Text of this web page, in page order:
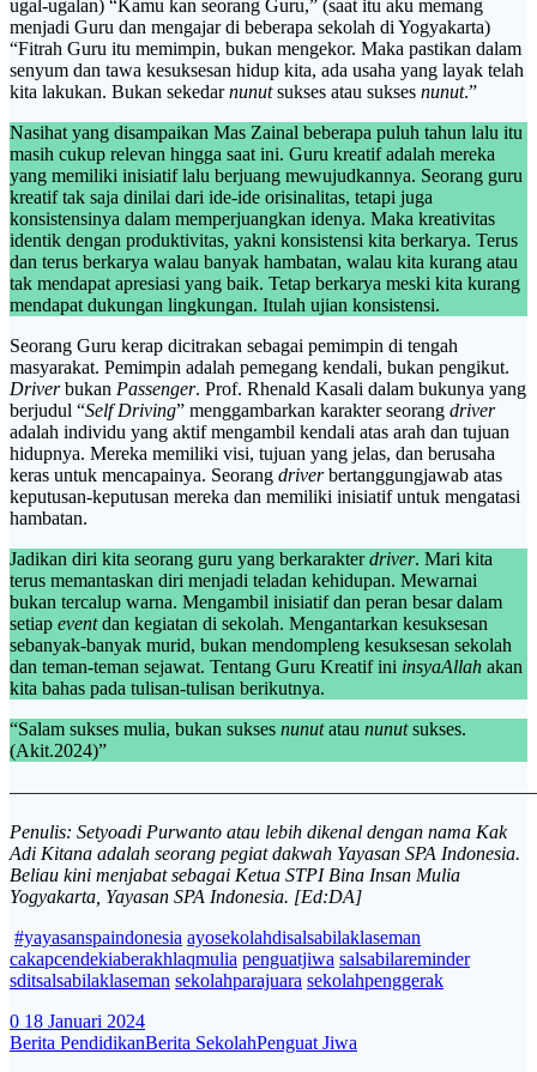
ugal-ugalan) “Kamu kan seorang Guru,” (saat itu aku memang
menjadi Guru dan mengajar di beberapa sekolah di Yogyakarta)
“Fitrah Guru itu memimpin, bukan mengekor. Maka pastikan dalam
senyum dan tawa kesuksesan hidup kita, ada usaha yang layak telah
kita lakukan. Bukan sekedarnunutsukses atau sukses nunut.”
Nasihat yang disampaikan Mas Zainal beberapa puluh tahun lalu itu
masih cukup relevan hingga saat ini. Guru kreatif adalah mereka
yang memiliki inisiatif lalu berjuang mewujudkannya. Seorang guru
kreatif tak saja dinilai dari ide-ide orisinalitas, tetapi juga
konsistensinya dalam memperjuangkan idenya. Maka kreativitas
identik dengan produktivitas, yakni konsistensi kita berkarya. Terus
dan terus berkarya walau banyak hambatan, walau kita kurang atau
tak mendapat apresiasi yang baik. Tetap berkarya meski kita kurang
mendapat dukungan lingkungan. Itulah ujian konsistensi.
Seorang Guru kerap dicitrakan sebagai pemimpin di tengah
masyarakat. Pemimpin adalah pemegang kendali, bukan pengikut.
Driverbukan Passenger. Prof. Rhenald Kasali dalam bukunya yang
berjudul “Self Driving” menggambarkan karakter seorang driver
adalah individu yang aktif mengambil kendali atas arah dan tujuan
hidupnya. Mereka memiliki visi, tujuan yang jelas, dan berusaha
keras untuk mencapainya. Seorang driverbertanggungjawab atas
keputusan-keputusan mereka dan memiliki inisiatif untuk mengatasi
hambatan.
Jadikan diri kita seorang guru yang berkarakterdriver. Mari kita
terus memantaskan diri menjadi teladan kehidupan. Mewarnai
bukan tercalup warna. Mengambil inisiatif dan peran besar dalam
setiap eventdan kegiatan di sekolah. Mengantarkan kesuksesan
sebanyak-banyak murid, bukan mendompleng kesuksesan sekolah
dan teman-teman sejawat. Tentang Guru Kreatif ini insyaAllah akan
kita bahas pada tulisan-tulisan berikutnya.
“Salam sukses mulia, bukan sukses nunutatau nunutsukses.
(Akit.2024)”
Penulis: Setyoadi Purwanto atau lebih dikenal dengan nama Kak
Adi Kitana adalah seorang pegiat dakwah Yayasan SPA Indonesia.
Beliau kini menjabat sebagai Ketua STPI Bina Insan Mulia
Yogyakarta, Yayasan SPA Indonesia. [Ed:DA]
#yayasanspaindonesia ayosekolahdisalsabilaklaseman
cakapcendekiaberakhlaqmulia penguatjiwa salsabilareminder
sditsalsabilaklaseman sekolahparajuara sekolahpenggerak
0 18 Januari 2024
Berita PendidikanBerita SekolahPenguat Jiwa